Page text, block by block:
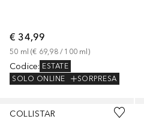
€ 34,99
50 ml (€ 69,98 / 100 ml)
Codice: ESTATE
SOLO ONLINE
SORPRESA
COLLISTAR